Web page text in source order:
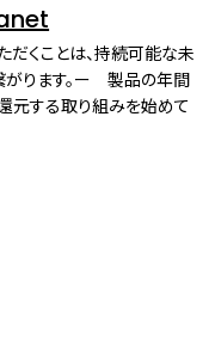
だくことは、持続可能な未
がります。ー 製品の年間
元する取り組みを始めて